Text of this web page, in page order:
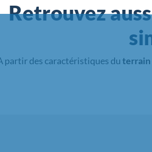
Retrouvez
partir des caractéristiques duterrain